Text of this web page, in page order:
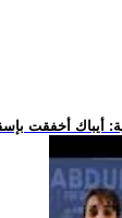
أيباك أخفقت